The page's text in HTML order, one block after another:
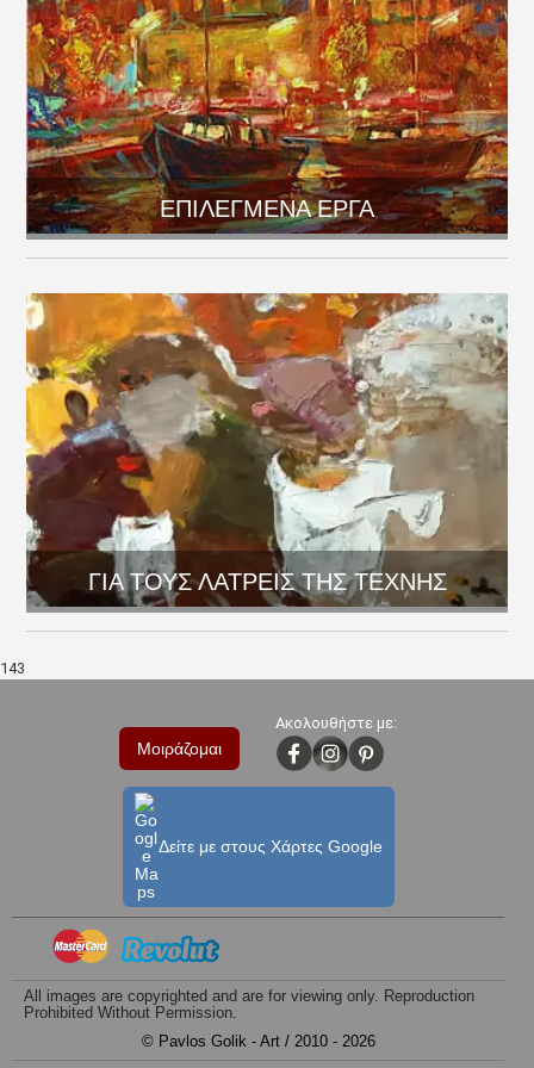
ΕΠΙΛΕΓΜΕΝΑ ΕΡΓΑ
ΓΙΑ ΤΟΥΣ ΛΑΤΡΕΙΣ ΤΗΣ ΤΕΧΝΗΣ
143
Μοιράζομαι
Ακολουθήστε με:
Δείτε με στους Χάρτες Google
All images are copyrighted and are for viewing only. Reproduction
Prohibited Without Permission.
© Pavlos Golik - Art / 2010 - 2026